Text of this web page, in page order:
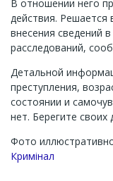
В отношении него
действия. Решается
внесения сведений
расследований,
Детальной
преступления,
состоянии и
нет. Берегите своих
Фото
Кримінал